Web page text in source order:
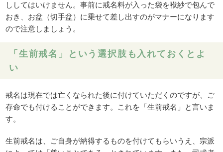
ししてはいけません。事前に戒名料が入った袋を袱紗で包んで
おき、お盆（切手盆）に乗せて差し出すのがマナーになります
ので注意しましょう。
「生前戒名」という選択肢も入れておくとよ
い
戒名は現在では亡くなられた後に付けていただくのですが、ご
存命でも付けることができます。これを「生前戒名」と言いま
す。
生前戒名は、ご自身が納得するものを付けてもらいうえ、宗派